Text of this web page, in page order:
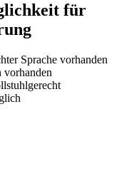
für
Sprache vorhanden
vorhanden